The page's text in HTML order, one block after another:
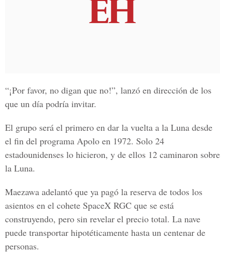
“¡Por favor, no digan que no!”, lanzó en dirección de los
que un día podría invitar.
El grupo será el primero en dar la vuelta a la Luna desde
el fin del programa Apolo en 1972. Solo 24
estadounidenses lo hicieron, y de ellos 12 caminaron sobre
la Luna.
Maezawa adelantó que ya pagó la reserva de todos los
asientos en el cohete SpaceX RGC que se está
construyendo, pero sin revelar el precio total. La nave
puede transportar hipotéticamente hasta un centenar de
personas.